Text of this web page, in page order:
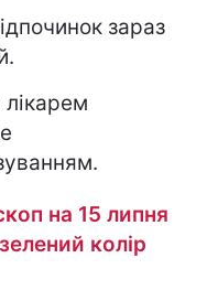
зараз
на 15 липня
колір